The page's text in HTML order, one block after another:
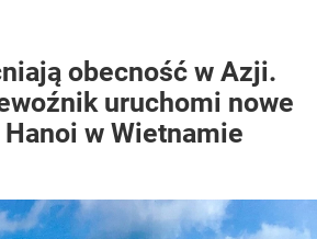
obecność w Azji.
uruchomi nowe
w Wietnamie